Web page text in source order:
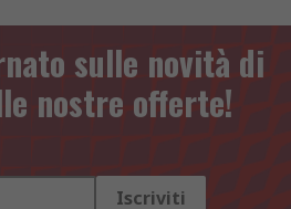
sulle novità di
nostre offerte!
Iscriviti